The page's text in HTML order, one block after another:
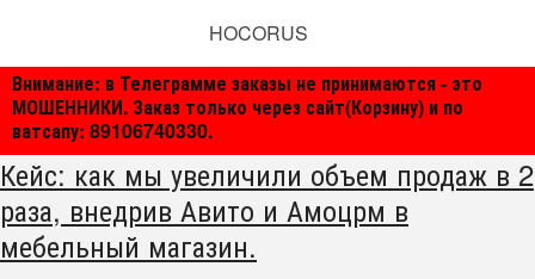
Внимание: в Телеграмме заказы не принимаются - это
МОШЕННИКИ. Заказ только через сайт(Корзину) и по
ватсапу: 89106740330.
HOCORUS
Кейс: как мы увеличили объем продаж в 2
раза, внедрив Авито и Амоцрм в
мебельный магазин.